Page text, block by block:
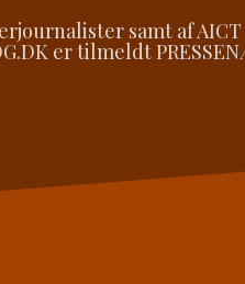
samt af
er tilmeldt